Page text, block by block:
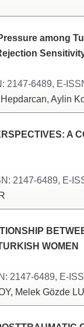
among
2147-6489, E-
Aylin
A
2147-6489, E-
WOMEN
2147-6489, E-
Melek Gözde